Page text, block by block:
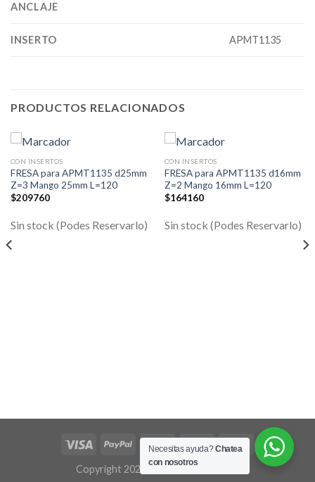
ANCLAJE
INSERTO APMT1135
PRODUCTOS RELACIONADOS
CON INSERTOS
FRESA para APMT1135 d25mm
Z=3 Mango 25mm L=120
$209760
Sin stock (Podes Reservarlo)
CON INSERTOS
FRESA para APMT1135 d16mm
Z=2 Mango 16mm L=120
$164160
Sin stock (Podes Reservarlo)
Copyright 2026 ©Flatsome Theme
Necesitas ayuda?Chatea
con nosotros